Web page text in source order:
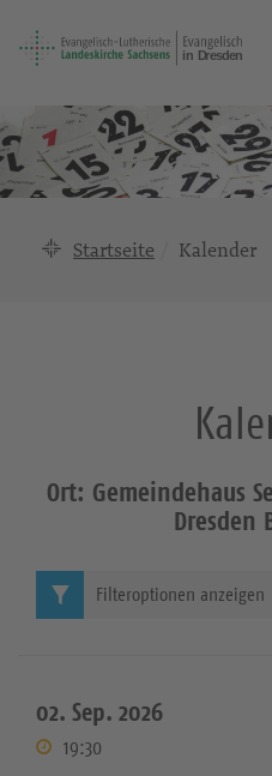
Startseite Kalender
Ort: Gemeindehaus
Dresden
02. Sep. 2026
19:30
Filteroptionen anzeigen